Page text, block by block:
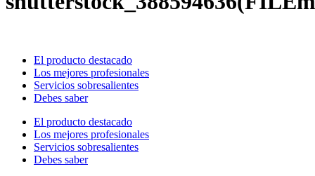
El producto destacado
Los mejores profesionales
Servicios sobresalientes
Debes saber
El producto destacado
Los mejores profesionales
Servicios sobresalientes
Debes saber